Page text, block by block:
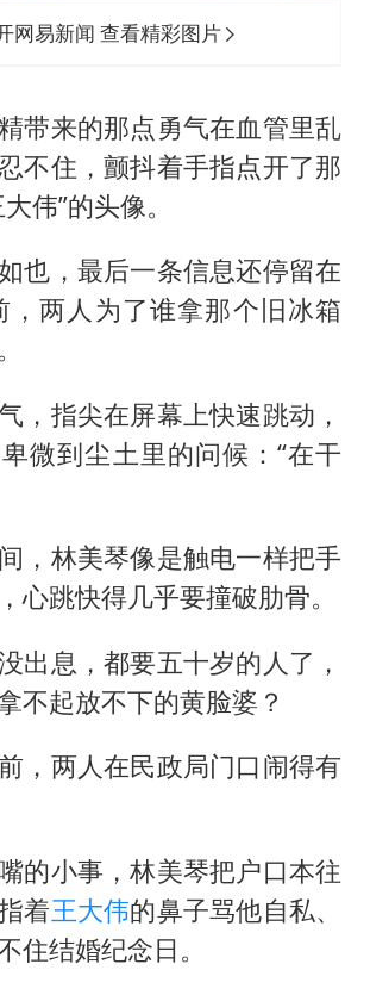
网易新闻 查看精彩图片
带来的那点勇气在血管里乱
不住，颤抖着手指点开了那
伟”的头像。
也，最后一条信息还停留在
，两人为了谁拿那个旧冰箱
，指尖在屏幕上快速跳动，
微到尘土里的问候：“在干
，林美琴像是触电一样把手
心跳快得几乎要撞破肋骨。
出息，都要五十岁的人了，
不起放不下的黄脸婆？
，两人在民政局门口闹得有
的小事，林美琴把户口本往
着王大伟的鼻子骂他自私、
住结婚纪念日。